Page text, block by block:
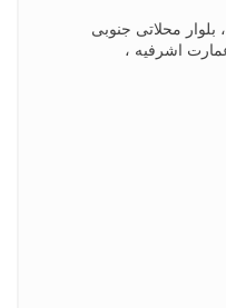
محلاتی جنوبی
عمارت اشرفیه ،